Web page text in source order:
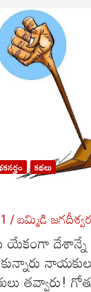
కథలు
బ‌మ్మిడి
యేకంగా
తవ్వారు!